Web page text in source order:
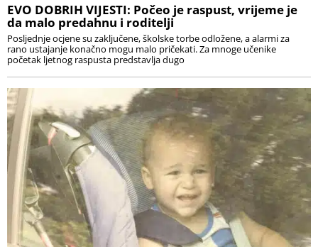
EVO DOBRIH VIJESTI: Počeo je raspust, vrijeme je
da malo predahnu i roditelji
Posljednje ocjene su zaključene, školske torbe odložene, a alarmi za
rano ustajanje konačno mogu malo pričekati. Za mnoge učenike
početak ljetnog raspusta predstavlja dugo